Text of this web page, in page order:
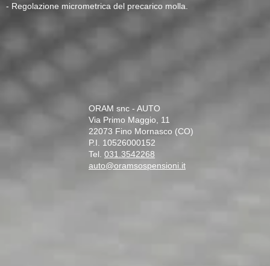
- Regolazione micrometrica del precarico molla.
ORAM snc - AUTO
Via Primo Maggio, 11
22073 Fino Mornasco (CO)
P.I. 10526000152
Tel. 031.3542268
auto@oramsospensioni.it